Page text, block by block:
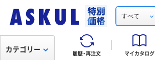
すべて
履歴・再注文 マイカタログ
カテゴリー